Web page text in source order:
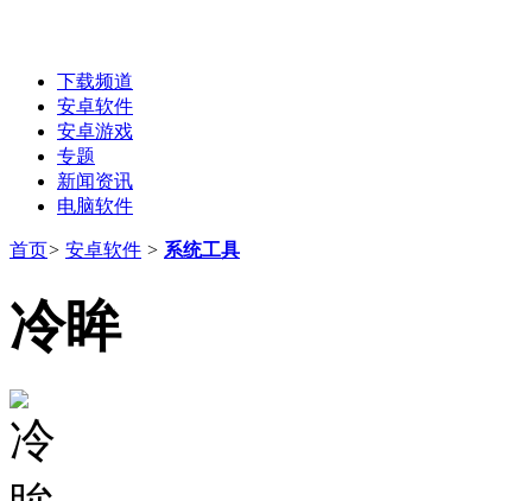
下载频道
安卓软件
安卓游戏
专题
新闻资讯
电脑软件
首页> 安卓软件 > 系统工具
冷眸